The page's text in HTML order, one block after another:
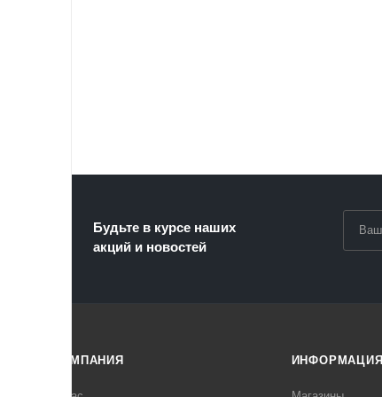
Будьте в курсе наших
акций и новостей
КОМПАНИЯ ИНФОРМАЦИЯ